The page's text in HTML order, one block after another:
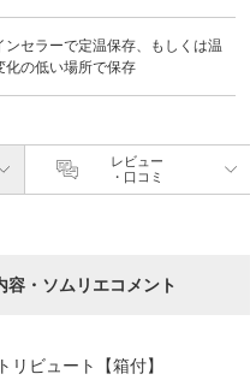
ンセラーで定温保存、もしくは温
化の低い場所で保存
レビュー
・口コミ
容・ソムリエコメント
リビュート【箱付】